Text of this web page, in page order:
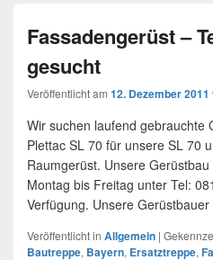
Fassadengerüst –
gesucht
Veröffentlicht am 12. Dezember 2011
Wir suchen laufend gebrauchte
Plettac SL 70 für unsere SL 70
Raumgerüst. Unsere
Montag bis Freitag unter Tel:
Verfügung. Unsere Gerüstbauer
Veröffentlicht in Allgemein |
Bautreppe, Bayern, Ersatztreppe,